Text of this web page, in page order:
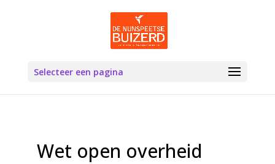
Selecteer een pagina
Wet open overheid